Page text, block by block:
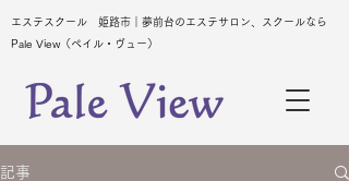
エステスクール 姫路市｜夢前台のエステサロン、スクールなら
Pale View（ペイル・ヴュー）
記事